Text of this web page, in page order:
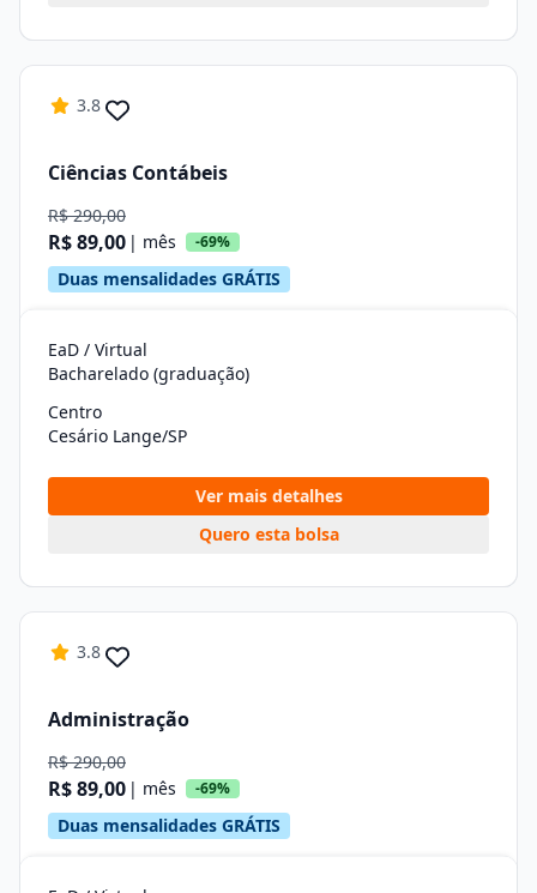
3.8
Ciências Contábeis
R$ 290,00
R$ 89,00 | mês -69%
Duas mensalidades GRÁTIS
EaD / Virtual
Bacharelado (graduação)
Centro
Cesário Lange/SP
Ver mais detalhes
Quero esta bolsa
3.8
Administração
R$ 290,00
R$ 89,00 | mês -69%
Duas mensalidades GRÁTIS